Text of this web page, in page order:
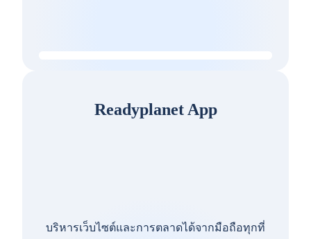
Readyplanet App
บริหารเว็บไซต์และการตลาดได้จากมือถือทุกที่